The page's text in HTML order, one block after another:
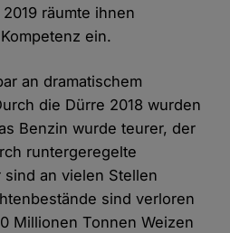
räumte ihnen
ein.
an dramatischem
die Dürre 2018 wurden
Benzin wurde teurer, der
runtergeregelte
sind an vielen Stellen
sind verloren
Millionen Tonnen Weizen